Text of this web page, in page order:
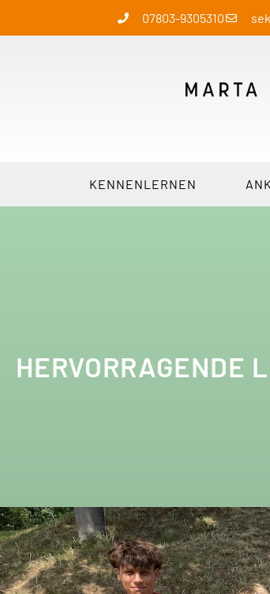
07803-9305310
KENNENLERNEN
HERVORRAGENDE